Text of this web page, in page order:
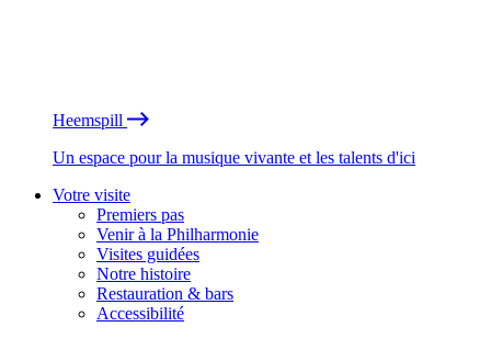
Heemspill
Un espace pour la musique vivante et les talents d'ici
Votre visite
Premiers pas
Venir à la Philharmonie
Visites guidées
Notre histoire
Restauration & bars
Accessibilité